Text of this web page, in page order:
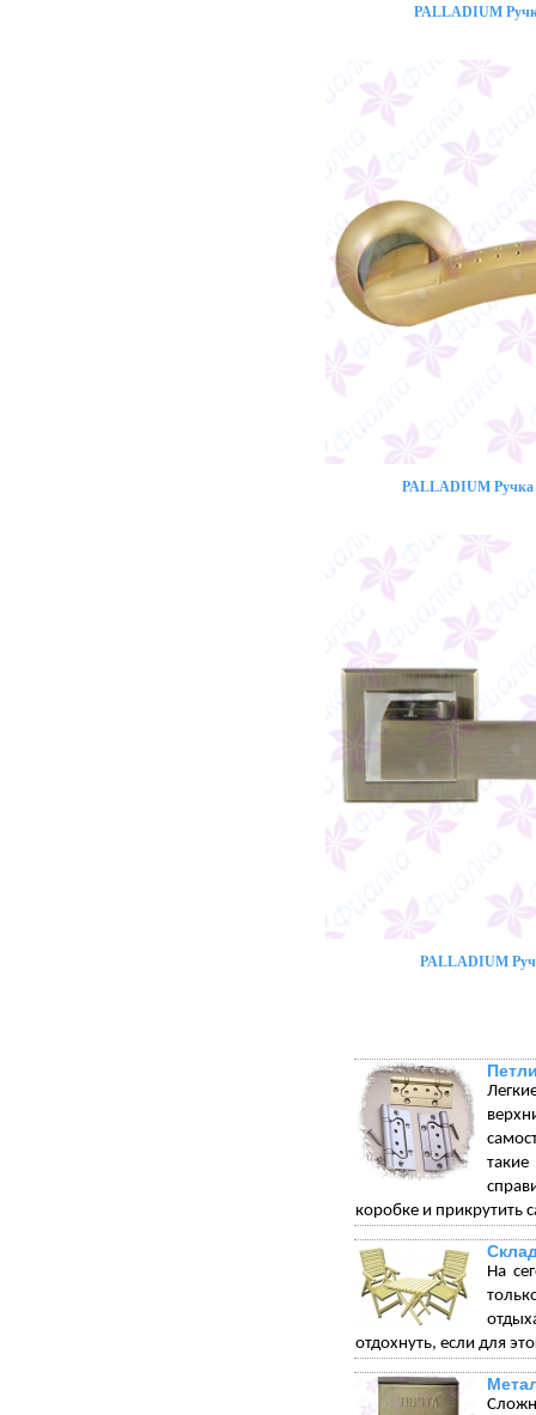
PALLADIUM
PALLADIUM Ручка
PALLADIUM
коробке и прикрутить
На
отдохнуть, если для